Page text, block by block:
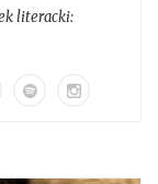
literacki: